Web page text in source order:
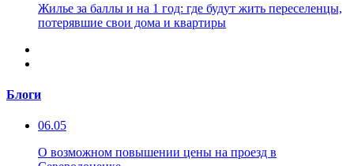
Жилье за баллы и на 1 год: где будут жить переселенцы,
потерявшие свои дома и квартиры
Блоги
06.05
О возможном повышении цены на проезд в